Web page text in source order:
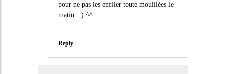
pour ne pas les enfiler toute mouillées le
matin…) ^^
Reply